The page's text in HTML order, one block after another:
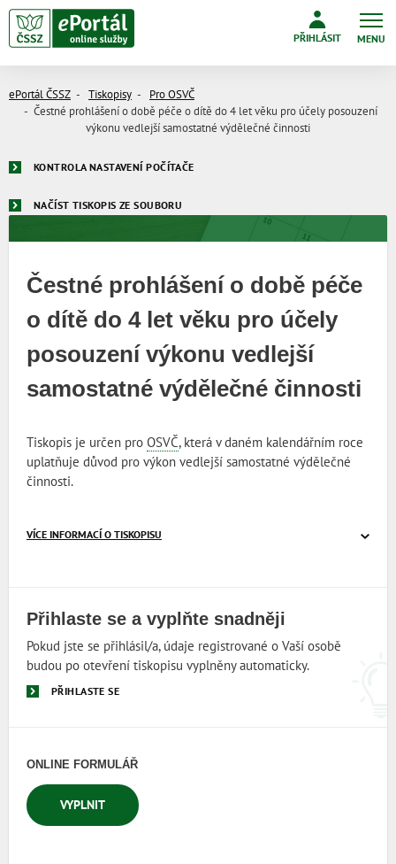
PŘIHLÁSIT MENU
ePortál ČSSZ Tiskopisy
Pro OSVČ
Čestné prohlášení o době péče o dítě do 4 let věku pro účely posouzení
výkonu vedlejší samostatné výdělečné činnosti
KONTROLA NASTAVENÍ POČÍTAČE
NAČÍST TISKOPIS ZE SOUBORU
Čestné prohlášení o době péče
o dítě do 4 let věku pro účely
posouzení výkonu vedlejší
samostatné výdělečné činnosti
Tiskopis je určen pro OSVČ, která v daném kalendářním roce
uplatňuje důvod pro výkon vedlejší samostatné výdělečné
činnosti.
VÍCE INFORMACÍ O TISKOPISU
Přihlaste se a vyplňte snadněji
Pokud jste se přihlásil/a, údaje registrované o Vaší osobě
budou po otevření tiskopisu vyplněny automaticky.
PŘIHLASTE SE
ONLINE FORMULÁŘ
VYPLNIT